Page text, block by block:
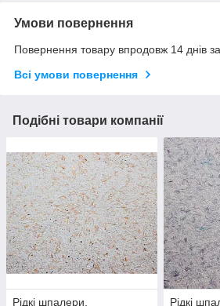
Умови повернення
Повернення товару впродовж 14 днів
Всі умови повернення
Подібні товари компанії
Рідкі шпалери,
Рідкі